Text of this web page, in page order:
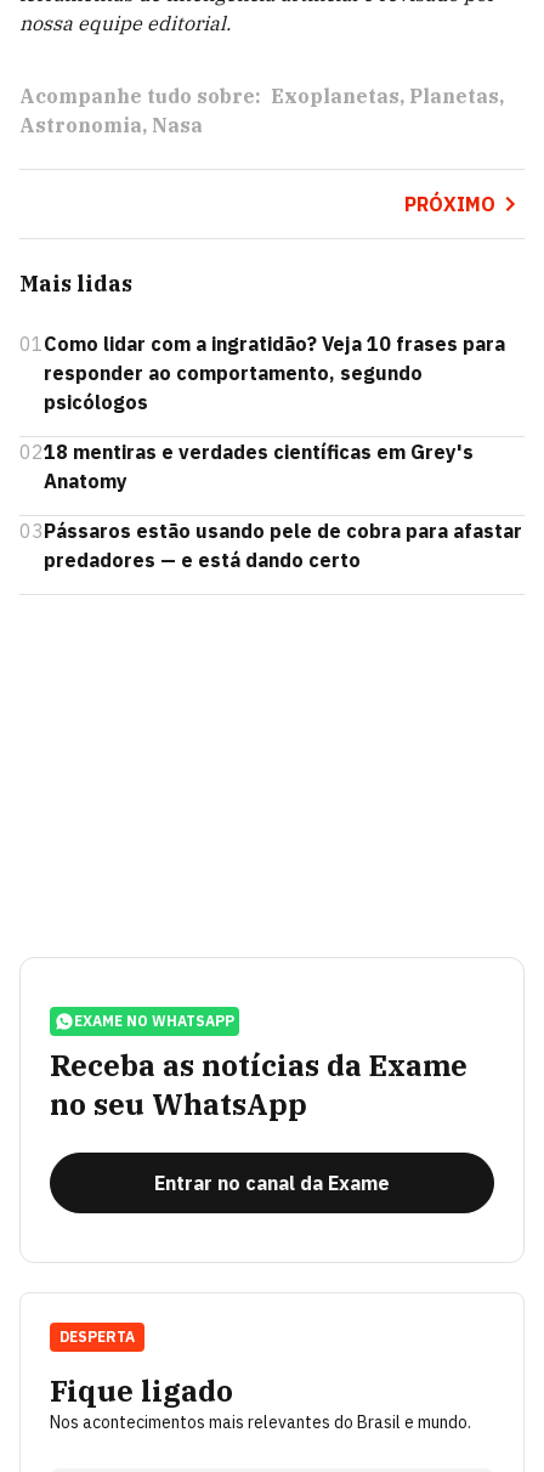
nossa equipe editorial.
Acompanhe tudo sobre: Exoplanetas Planetas
Astronomia Nasa
PRÓXIMO
Mais lidas
01Como lidar com a ingratidão? Veja 10 frases para
responder ao comportamento, segundo
psicólogos
0218 mentiras e verdades científicas em Grey's
Anatomy
03Pássaros estão usando pele de cobra para afastar
predadores — e está dando certo
EXAME NO WHATSAPP
Receba as notícias da Exame
no seu WhatsApp
Entrar no canal da Exame
Fique ligado
Nos acontecimentos mais relevantes do Brasil e mundo.
DESPERTA